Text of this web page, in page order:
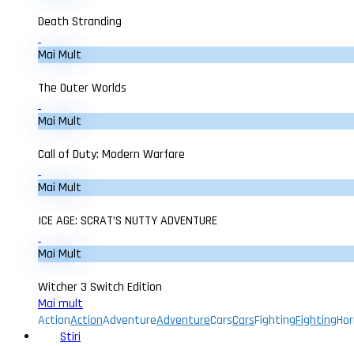
Death Stranding
Mai Mult
The Outer Worlds
Mai Mult
Call of Duty: Modern Warfare
Mai Mult
ICE AGE: SCRAT’S NUTTY ADVENTURE
Mai Mult
Witcher 3 Switch Edition
Mai mult
ActionActionAdventureAdventureCarsCarsFightingFighting
Stiri